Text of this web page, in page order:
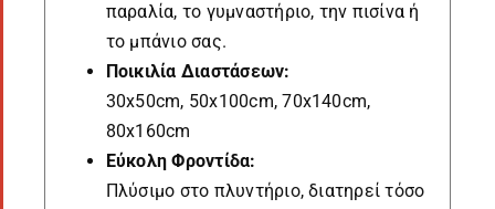
παραλία, το γυμναστήριο, την πισίνα ή
το μπάνιο σας.
Ποικιλία Διαστάσεων:
30x50cm, 50x100cm, 70x140cm,
80x160cm
Εύκολη Φροντίδα:
Πλύσιμο στο πλυντήριο, διατηρεί τόσο